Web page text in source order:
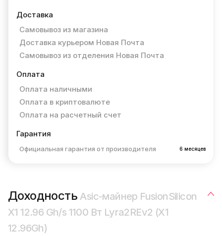
Доставка
Самовывоз из магазина
Доставка курьером Новая Почта
Самовывоз из отделения Новая Почта
Оплата
Оплата наличными
Оплата в криптовалюте
Оплата на расчетный счет
Гарантия
Официальная гарантия от производителя 6 месяцев
ДоходностьAsic-майнер FusionSilicon
X1 12.96 Gh/s 1100 Вт Lyra2REv2 (X1
12.96Gh)